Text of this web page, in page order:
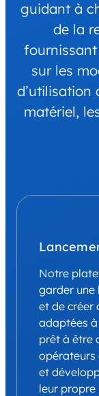
guidant à
de la
sur les
d’utilisation
matériel,
Notre
garder une
et de créer
adaptées
prêt à être
opérateurs
et
leur propre